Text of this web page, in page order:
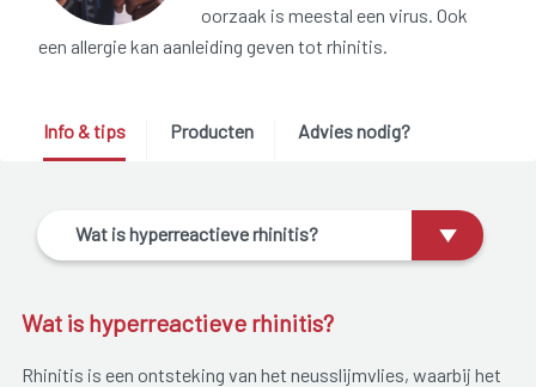
oorzaak is meestal een virus. Ook
een allergie kan aanleiding geven tot rhinitis.
Info & tips Producten Advies nodig?
Wat is hyperreactieve rhinitis?
Wat is hyperreactieve rhinitis?
Rhinitis is een ontsteking van het neusslijmvlies, waarbij het